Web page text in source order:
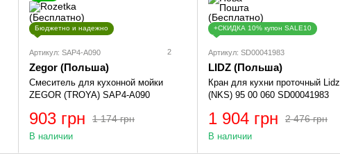
Бюджетно и надежно
Артикул: SAP4-A090 2
Zegor (Польша)
Смеситель для кухонной мойки
ZEGOR (TROYA) SAP4-A090
1 174 грн
903 грн
В наличии
+СКИДКА 10% купон SALE10
Артикул: SD00041983
LIDZ (Польша)
Кран для кухни проточный Lidz
(NKS) 95 00 060 SD00041983
2 476 грн
1 904 грн
В наличии